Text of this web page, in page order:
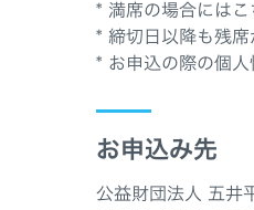
* 満席の場合にはこ
* 締切日以降も残席
* お申込の際の個人
お申込み先
公益財団法人 五井